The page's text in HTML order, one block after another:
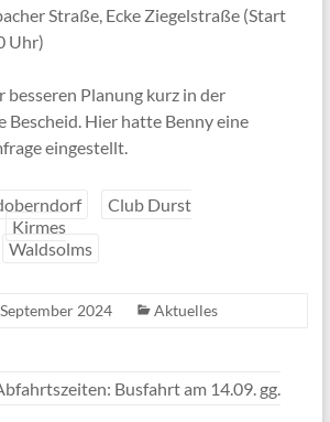
Straße, Ecke Ziegelstraße (Start
Uhr)
besseren Planung kurz in der
Hier hatte Benny eine
eingestellt.
Club Durst
Kirmes
Waldsolms
2024 Aktuelles
Busfahrt am 14.09. gg.